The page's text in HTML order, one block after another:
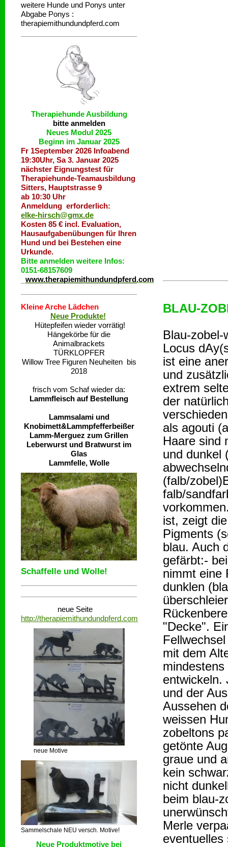
weitere Hunde und Ponys unter
Abgabe Ponys :
therapiemithundundpferd.com
Therapiehunde Ausbildung
bitte anmelden
Neues Modul 2025
Beginn im Januar 2025
Fr 1September 2026 Infoabend
19:30Uhr, Sa 3. Januar 2025
nächster Eignungstest für
Therapiehunde-Teamausbildung
Sitters, Hauptstrasse 9
ab 10:30 Uhr
Anmeldung erforderlich:
elke-hirsch@gmx.de
Kosten 85 € incl. Evaluation,
Hausaufgabenübungen für Ihren
Hund und bei Bestehen eine
Urkunde.
Bitte anmelden weitere Infos:
0151-68157609
www.therapiemithundundpferd.com
Kleine Arche Lädchen
Neue Produkte!
Hütepfeifen wieder vorrätig!
Hängekörbe für die
Animalbrackets
TÜRKLOPFER
Willow Tree Figuren Neuheiten bis
2018
frisch vom Schaf wieder da:
Lammfleisch auf Bestellung
Lammsalami und
Knobimett&Lammpfefferbeißer
Lamm-Merguez zum Grillen
Leberwurst und Bratwurst im
Glas
Lammfelle, Wolle
Schaffelle und Wolle!
neue Seite
http://therapiemithundundpferd.com
neue Motive
Sammelschale NEU versch. Motive!
Neue Produktmotive bei
BLAU-
Blau-
Locus
ist eine
und
extrem
der
als agouti
Haare sind
und dunkel
(falb/
falb/
ist, zeigt
Pigments
blau. Auch
gefärbt:-
nimmt eine
dunklen
"Decke".
mit dem
entwickeln.
und der
Aussehen
weissen
zobeltons
getönte
graue und
kein
nicht
beim blau-
Merle